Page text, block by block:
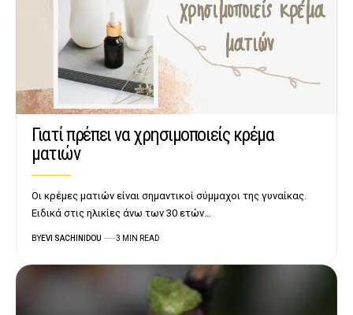
Γιατί πρέπει να χρησιμοποιείς κρέμα
ματιών
Οι κρέμες ματιών είναι σημαντικοί σύμμαχοι της γυναίκας.
Ειδικά στις ηλικίες άνω των 30 ετών…
BYEVI SACHINIDOU 3 MIN READ